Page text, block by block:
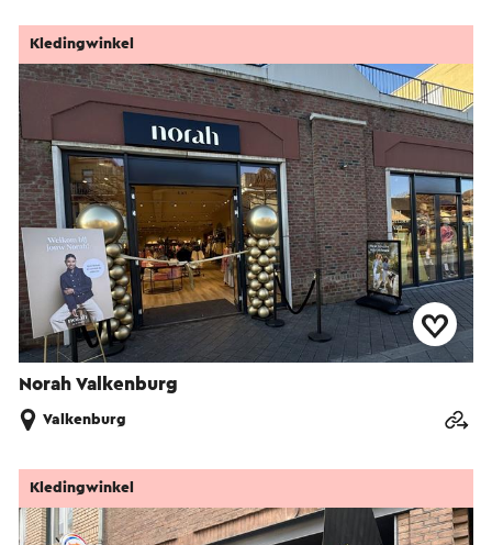
Norah Valkenburg
Kledingwinkel
Valkenburg
Kledingwinkel